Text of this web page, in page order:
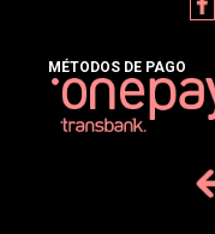
MÉTODOS DE PAGO